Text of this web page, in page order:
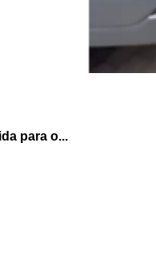
para o...